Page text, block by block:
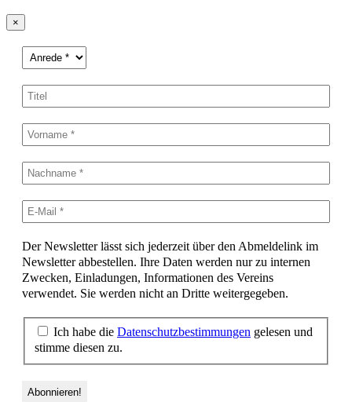
×
Der Newsletter lässt sich jederzeit über den Abmeldelink im
Newsletter abbestellen. Ihre Daten werden nur zu internen
Zwecken, Einladungen, Informationen des Vereins
verwendet. Sie werden nicht an Dritte weitergegeben.
Ich habe die Datenschutzbestimmungen gelesen und
stimme diesen zu.